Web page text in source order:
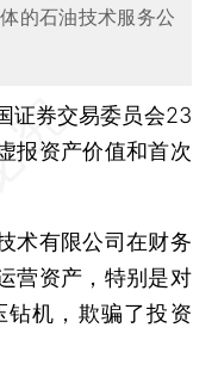
的石油技术服务公
券交易委员会23
报资产价值和首次
有限公司在财务
营资产，特别是对
机，欺骗了投资